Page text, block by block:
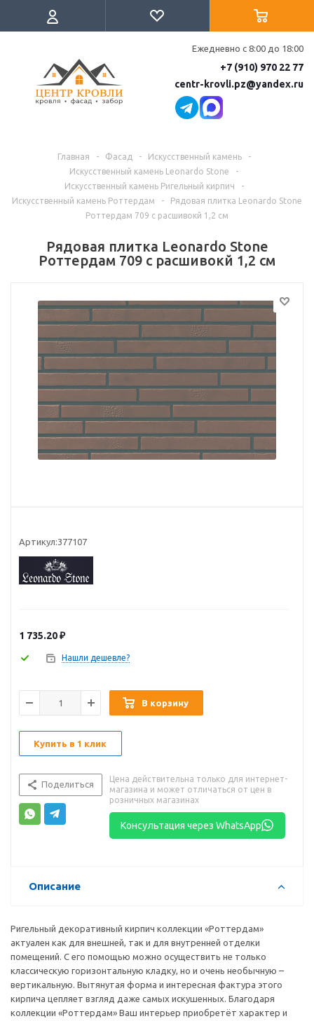
Ежедневно с 8:00 до 18:00
+7 (910) 970 22 77
centr-krovli.pz@yandex.ru
Главная - Фасад - Искусственный камень
-
Искусственный камень Leonardo Stone
-
Искусственный камень Ригельный кирпич
-
Искусственный камень Роттердам
-
Рядовая плитка Leonardo Stone
Роттердам 709 с расшивокй 1,2 см
Рядовая плитка Leonardo Stone
Роттердам 709 с расшивокй 1,2 см
Артикул:377107
1 735.20₽
Нашли дешевле?
В корзину
Купить в 1 клик
Поделиться
Цена действительна только для интернет-
магазина и может отличаться от цен в
розничных магазинах
Консультация через WhatsApp
Описание
Ригельный декоративный кирпич коллекции «Роттердам»
актуален как для внешней, так и для внутренней отделки
помещений. С его помощью можно осуществить не только
классическую горизонтальную кладку, но и очень необычную –
вертикальную. Вытянутая форма и интересная фактура этого
кирпича цепляет взгляд даже самых искушенных. Благодаря
коллекции «Роттердам» Ваш интерьер приобретёт характер и